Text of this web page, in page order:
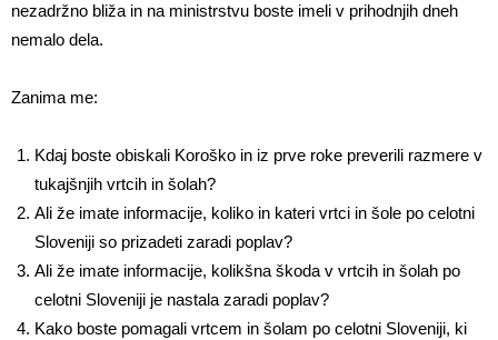
nezadržno bliža in na ministrstvu boste imeli v prihodnjih dneh
nemalo dela.
Zanima me:
Kdaj boste obiskali Koroško in iz prve roke preverili razmere v
tukajšnjih vrtcih in šolah?
Ali že imate informacije, koliko in kateri vrtci in šole po celotni
Sloveniji so prizadeti zaradi poplav?
Ali že imate informacije, kolikšna škoda v vrtcih in šolah po
celotni Sloveniji je nastala zaradi poplav?
Kako boste pomagali vrtcem in šolam po celotni Sloveniji, ki